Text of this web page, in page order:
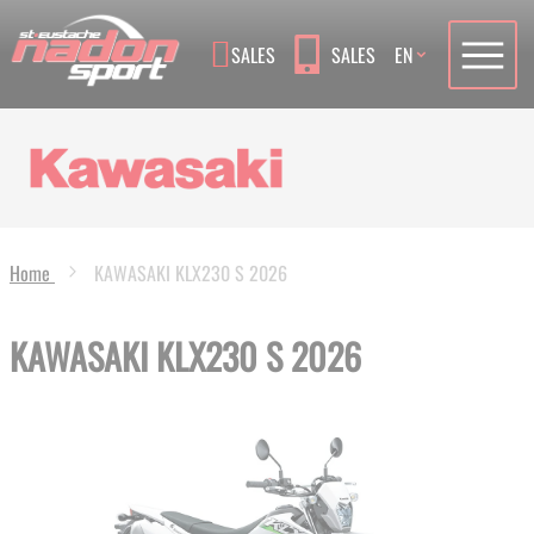
SALES SALES Language
EN
Home KAWASAKI KLX230 S 2026
KAWASAKI KLX230 S 2026